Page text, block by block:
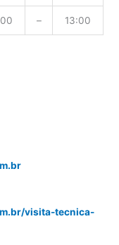
– 13:00
visita-tecnica-